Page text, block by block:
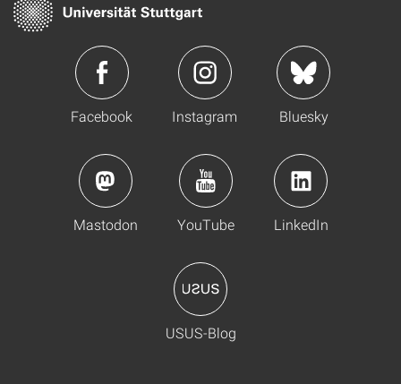
Facebook Instagram Bluesky
Mastodon YouTube LinkedIn
USUS-Blog